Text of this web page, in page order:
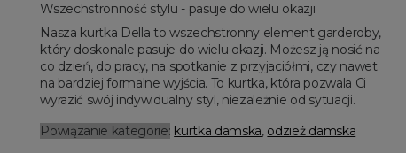
Wszechstronność stylu - pasuje do wielu okazji
Nasza kurtka Della to wszechstronny element garderoby,
który doskonale pasuje do wielu okazji. Możesz ją nosić na
co dzień, do pracy, na spotkanie z przyjaciółmi, czy nawet
na bardziej formalne wyjścia. To kurtka, która pozwala Ci
wyrazić swój indywidualny styl, niezależnie od sytuacji.
Powiązanie kategorie: kurtka damska, odzież damska